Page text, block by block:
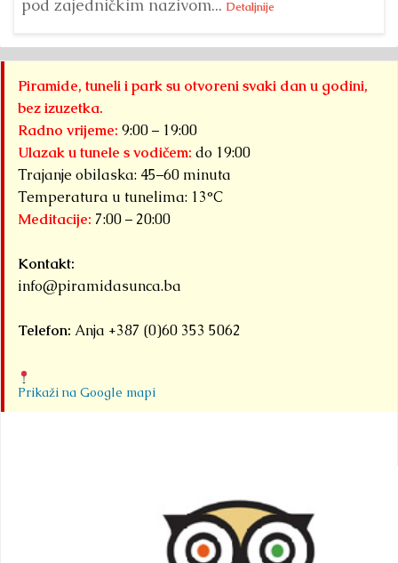
pod zajedničkim nazivom... Detaljnije
Piramide, tuneli i park su otvoreni svaki dan u godini,
bez izuzetka.
Radno vrijeme: 9:00 – 19:00
Ulazak u tunele s vodičem: do 19:00
Trajanje obilaska: 45–60 minuta
Temperatura u tunelima: 13°C
Meditacije: 7:00 – 20:00
Kontakt:
info@piramidasunca.ba
Telefon: Anja +387 (0)60 353 5062
Prikaži na Google mapi